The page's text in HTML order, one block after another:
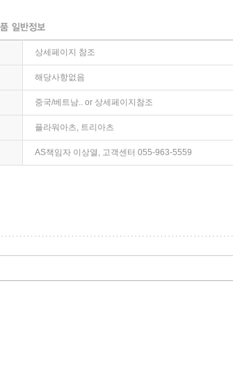
상세페이지 참조
해당사항없음
중국/베트남.. or 상세페이지참조
플라워아츠, 트리아츠
AS책임자 이상열, 고객센터 055-963-5559